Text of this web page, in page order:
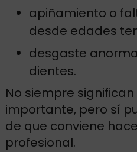
apiñamiento o
desde edades
desgaste
dientes.
No siempre
importante, pero sí
de que conviene
profesional.